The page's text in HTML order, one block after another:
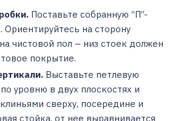
Поставьте собранную “П”-
Ориентируйтесь на сторону
чистовой пол – низ стоек должен
покрытие.
Выставьте петлевую
уровню в двух плоскостях и
сверху, посередине и
стойка, от нее выравнивается